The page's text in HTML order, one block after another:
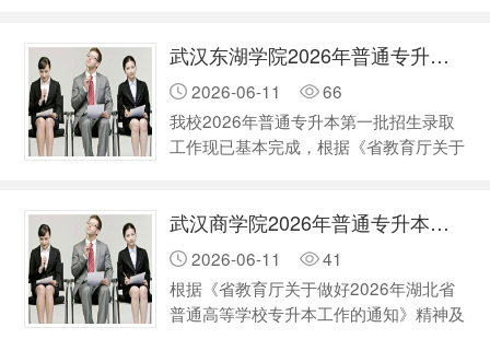
号）、《汉口学院2026年普通专升本招
生简章》的工作安排，现组织开展2026
年普通专升本招生补录工作。 一、考生
范围 我校2026年普通专升本同时面向普
通考生和退役大学生士兵进行补录。参加
低于…
武汉东湖学院2026年普通专升本补录工作公告
2026-06-11
66
我校2026年普通专升本第一批招生录取
工作现已基本完成，根据《省教育厅关于
将开展普通专升本补录工作，现将有关事
宜通知如下： 一、考生范围 参加补录
报名的考生须同时满足以下条件： 普通
考生：全部考试科目成绩均不低于“单科
控制线”，且未被预录取的普通考生和专
武汉商学院2026年普通专升本补录工作公告
2026-06-11
41
根据《省教育厅关于做好2026年湖北省
普通高等学校专升本工作的通知》精神及